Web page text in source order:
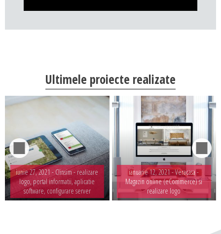
Ultimele proiecte realizate
iunie 27, 2021 - Clinsim - realizare
logo, portal informatii, aplicatie
software, configurare server
ianuarie 12, 2021 -Veracasa -
Magazin online (eCommerce) si
realizare logo